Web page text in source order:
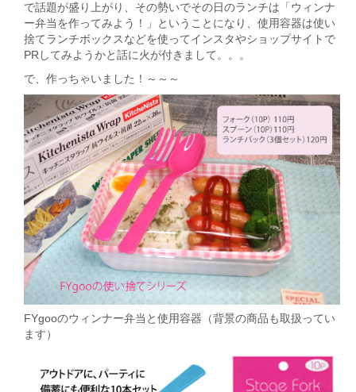
で話題が盛り上がり、その勢いでその日のランチは「ウィンナ
ー弁当を作ってみよう！」ということになり、使用容器は使い
捨てランチボックスなどを使ってインスタやショップサイトで
PRしてみようかと話に火が付きまして。。。
で、作っちゃいました！～～～
FYgooのウィンナー弁当と使用容器（背景の商品も取扱ってい
ます）